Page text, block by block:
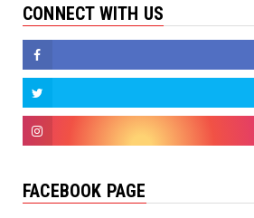
CONNECT WITH US
FACEBOOK PAGE